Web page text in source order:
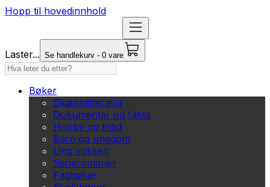
Hopp til hovedinnhold
Laster... Se handlekurv - 0 vare
Bøker
Skjønnlitteratur
Dokumentar og fakta
Hobby og fritid
Barn og ungdom
Ung voksen
Serieromaner
Fagbøker